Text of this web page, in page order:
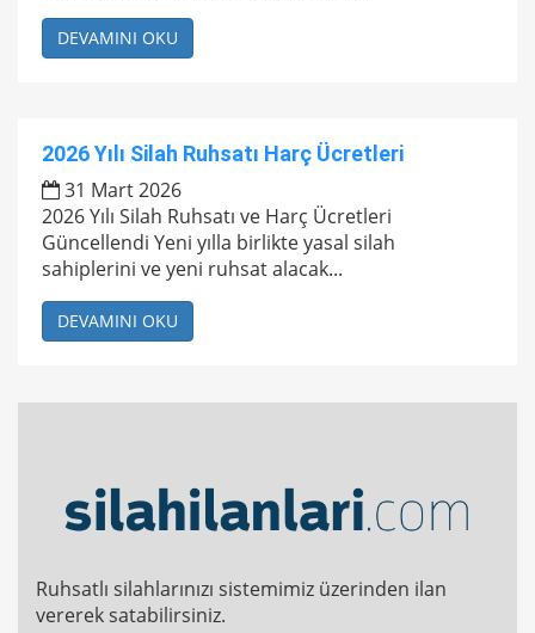
DEVAMINI OKU
2026 Yılı Silah Ruhsatı Harç Ücretleri
31 Mart 2026
2026 Yılı Silah Ruhsatı ve Harç Ücretleri
Güncellendi Yeni yılla birlikte yasal silah
sahiplerini ve yeni ruhsat alacak...
DEVAMINI OKU
Ruhsatlı silahlarınızı sistemimiz üzerinden ilan
vererek satabilirsiniz.